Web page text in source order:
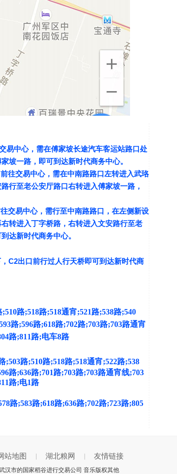
易中心，需在傅家坡长途汽车客运站路口处
坡一路，即可到达新时代商务中心。
往交易中心，需在中南路路口左转进入武珞
行至老公安厅路口右转进入傅家坡一路，
交易中心，需行至中南路路口，在左侧新设
转进入丁字桥路，右转进入文安路行至老
达新时代商务中心。
C2出口前行过人行天桥即可到达新时代商
路;518路;518通宵;521路;538路;540
路;596路;618路;702路;703路;703路通宵
路;811路;电车8路
;503路;510路;518路;518通宵;522路;538
路;636路;701路;703路;703路通宵线;703
路;电1路
路;583路;618路;636路;702路;723路;805
站地图 湖北粮网 友情链接
汉市的国家稻谷进行交易公司 音乐版权其他